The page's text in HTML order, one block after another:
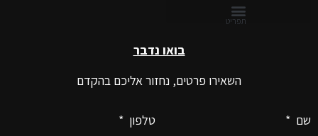
בואו נדבר
השאירו פרטים, נחזור אליכם בהקדם
שם טלפון